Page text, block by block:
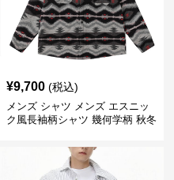
¥9,700 (税込)
メンズ シャツ メンズ エスニッ
ク風長袖柄シャツ 幾何学柄 秋冬